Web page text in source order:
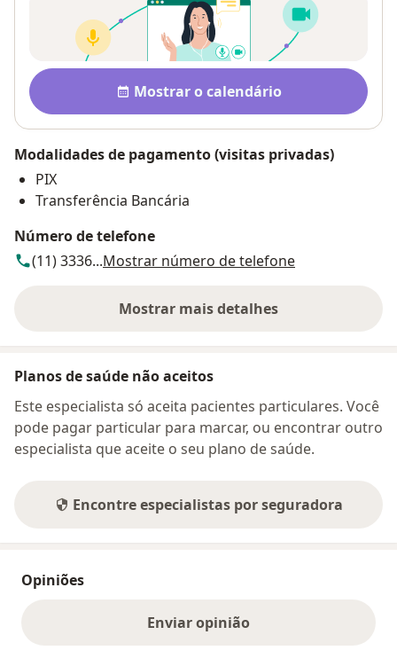
Disponibilidade
Mostrar o calendário
Modalidades de pagamento (visitas privadas)
PIX
Transferência Bancária
Número de telefone
(11) 3336...Mostrar número de telefone
Mostrar mais detalhes
sobre o endereço
Planos de saúde não aceitos
Este especialista só aceita pacientes particulares. Você
pode pagar particular para marcar, ou encontrar outro
especialista que aceite o seu plano de saúde.
Encontre especialistas por seguradora
Opiniões
Enviar opinião